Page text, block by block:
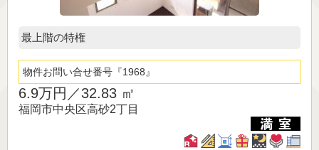
最上階の特権
物件お問い合せ番号 1968
6.9万円／32.83 ㎡
福岡市中央区高砂2丁目